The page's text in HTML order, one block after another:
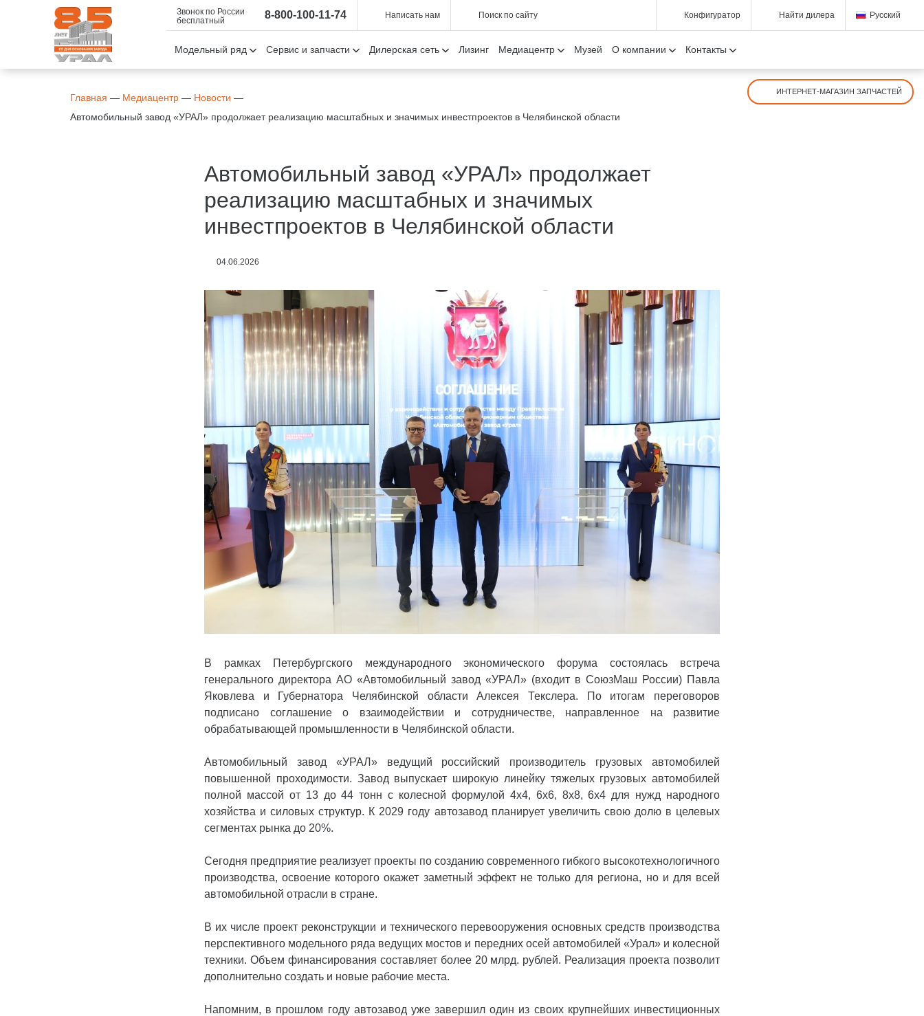
Звонок по России
бесплатный
8-800-100-11-74 Написать нам Поиск по сайту Конфигуратор Найти дилера Русский
Модельный ряд Сервис и запчасти Дилерская сеть Лизинг Медиацентр Музей О компании Контакты
ИНТЕРНЕТ-МАГАЗИН ЗАПЧАСТЕЙ
Главная — Медиацентр — Новости —
Автомобильный завод «УРАЛ» продолжает реализацию масштабных и значимых инвестпроектов в Челябинской области
Автомобильный завод «УРАЛ» продолжает
реализацию масштабных и значимых
инвестпроектов в Челябинской области
04.06.2026
В рамках Петербургского международного экономического форума состоялась встреча
генерального директора АО «Автомобильный завод «УРАЛ» (входит в СоюзМаш России) Павла
Яковлева и Губернатора Челябинской области Алексея Текслера. По итогам переговоров
подписано соглашение о взаимодействии и сотрудничестве, направленное на развитие
обрабатывающей промышленности в Челябинской области.
Автомобильный завод «УРАЛ» ведущий российский производитель грузовых автомобилей
повышенной проходимости. Завод выпускает широкую линейку тяжелых грузовых автомобилей
полной массой от 13 до 44 тонн с колесной формулой 4х4, 6х6, 8х8, 6х4 для нужд народного
хозяйства и силовых структур. К 2029 году автозавод планирует увеличить свою долю в целевых
сегментах рынка до 20%.
Сегодня предприятие реализует проекты по созданию современного гибкого высокотехнологичного
производства, освоение которого окажет заметный эффект не только для региона, но и для всей
автомобильной отрасли в стране.
В их числе проект реконструкции и технического перевооружения основных средств производства
перспективного модельного ряда ведущих мостов и передних осей автомобилей «Урал» и колесной
техники. Объем финансирования составляет более 20 млрд. рублей. Реализация проекта позволит
дополнительно создать и новые рабочие места.
Напомним, в прошлом году автозавод уже завершил один из своих крупнейших инвестиционных